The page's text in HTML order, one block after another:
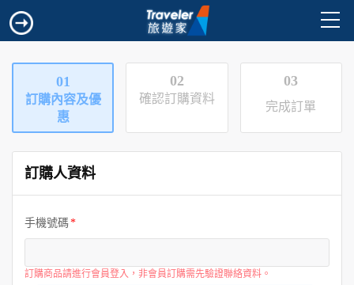
01
訂購內容及優
惠
02
確認訂購資料
03
完成訂單
訂購人資料
手機號碼
訂購商品請進行會員登入，非會員訂購需先驗證聯絡資料。